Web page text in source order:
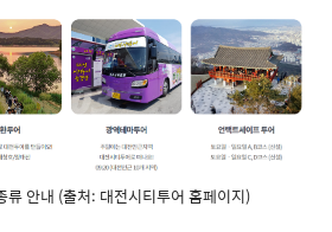
안내 (출처: 대전시티투어 홈페이지)